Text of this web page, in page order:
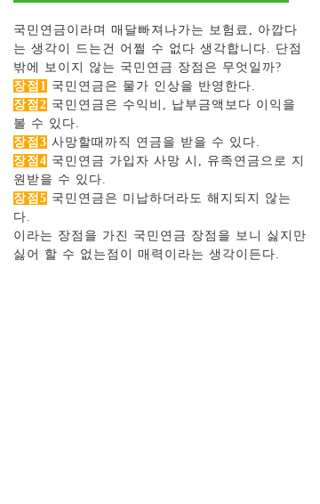
국민연금이라며 매달빠져나가는 보험료, 아깝다
는 생각이 드는건 어쩔 수 없다 생각합니다. 단점
밖에 보이지 않는 국민연금 장점은 무엇일까?
장점1 국민연금은 물가 인상을 반영한다.
장점2 국민연금은 수익비, 납부금액보다 이익을
볼 수 있다.
장점3 사망할때까직 연금을 받을 수 있다.
장점4 국민연금 가입자 사망 시, 유족연금으로 지
원받을 수 있다.
장점5 국민연금은 미납하더라도 해지되지 않는
다.
이라는 장점을 가진 국민연금 장점을 보니 싫지만
싫어 할 수 없는점이 매력이라는 생각이든다.